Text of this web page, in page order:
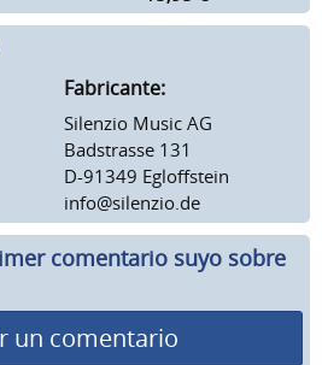
Fabricante:
Silenzio Music AG
Badstrasse 131
D-91349 Egloffstein
info@silenzio.de
comentario suyo sobre
un comentario